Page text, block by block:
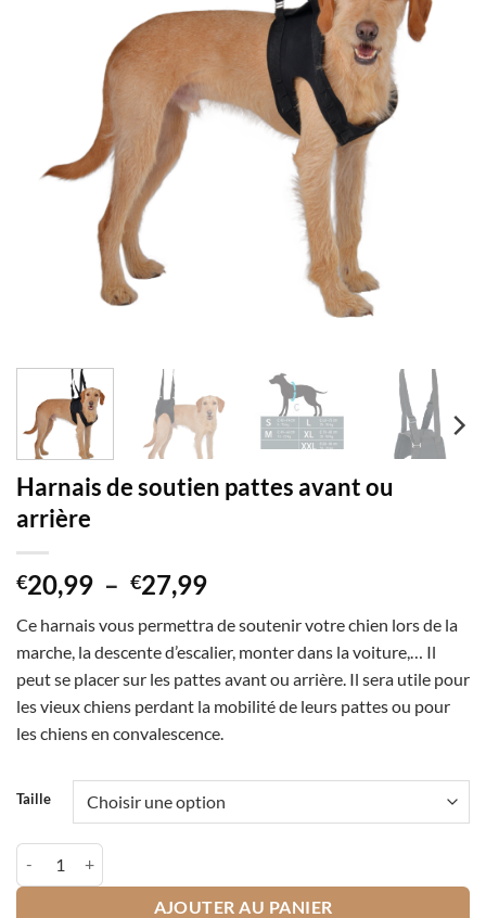
Harnais de soutien pattes avant ou
arrière
€20,99 – €27,99Plage
prix :
€20,99
à
€27,99
Ce harnais vous permettra de soutenir votre chien lors de la
marche, la descente d’escalier, monter dans la voiture,… Il
peut se placer sur les pattes avant ou arrière. Il sera utile pour
les vieux chiens perdant la mobilité de leurs pattes ou pour
les chiens en convalescence.
Taille
AJOUTER AU PANIER